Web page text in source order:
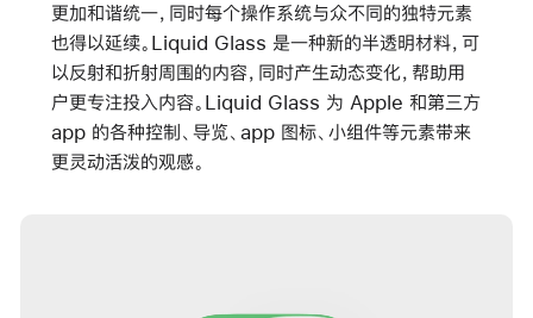
更加和谐统一，同时每个操作系统与众不同的独特元素
也得以延续。Liquid Glass 是一种新的半透明材料，可
以反射和折射周围的内容，同时产生动态变化，帮助用
户更专注投入内容。Liquid Glass 为 Apple 和第三方
app 的各种控制、导览、app 图标、小组件等元素带来
更灵动活泼的观感。